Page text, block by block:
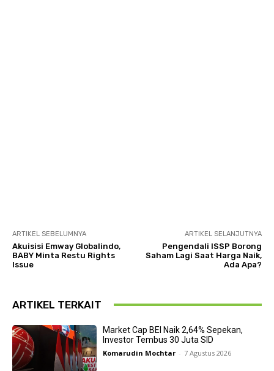
ARTIKEL SEBELUMNYA
Akuisisi Emway Globalindo,
BABY Minta Restu Rights
Issue
ARTIKEL SELANJUTNYA
Pengendali ISSP Borong
Saham Lagi Saat Harga Naik,
Ada Apa?
ARTIKEL TERKAIT
Market Cap BEI Naik 2,64% Sepekan,
Investor Tembus 30 Juta SID
Komarudin Mochtar - 7 Agustus 2026